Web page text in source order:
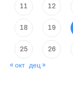
11 12
18 19
25 26
« окт дец »